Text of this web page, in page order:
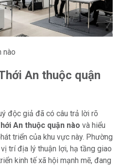
nào
An thuộc quận
độc giả đã có câu trả lời rõ
An thuộc quận nào và hiểu
triển của khu vực này. Phường
trí địa lý thuận lợi, hạ tầng giao
kinh tế xã hội mạnh mẽ, đang